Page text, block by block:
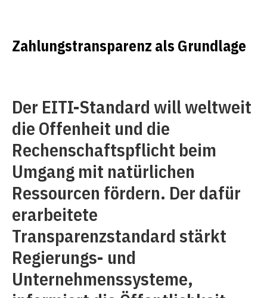
Zahlungstransparenz als Grundlage
Der EITI-Standard will weltweit
die Offenheit und die
Rechenschaftspflicht beim
Umgang mit natürlichen
Ressourcen fördern. Der dafür
erarbeitete
Transparenzstandard stärkt
Regierungs- und
Unternehmenssysteme,